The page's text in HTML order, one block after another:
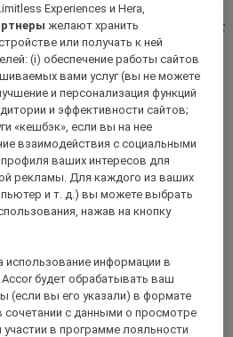
отель Mercure Лондон
в центре города рядом с
К услугам гостей современные
телевизоры и
тренажерный зал. В
всего дня подаются блюда и
5
Experiences и Hera,
желают хранить
или получать к ней
(i) обеспечение работы сайтов
вами услуг (вы не можете
и персонализация функций
и эффективности сайтов;
«кешбэк», если вы на нее
взаимодействия с социальными
ваших интересов для
рекламы. Для каждого из ваших
и т. д.) вы можете выбрать
нажав на кнопку
использование информации в
будет обрабатывать ваш
(если вы его указали) в формате
сочетании с данными о просмотре
в программе лояльности